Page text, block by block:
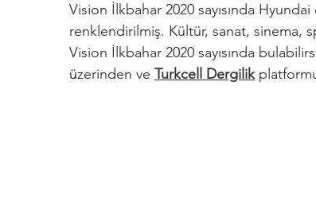
Vision İlkbahar 2020 sayısında
renklendirilmiş. Kültür, sanat, sinema,
Vision İlkbahar 2020 sayısında
üzerinden ve Turkcell Dergilik